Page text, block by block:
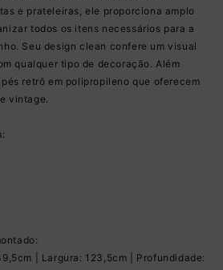
e prateleiras, ele proporciona amplo
todos os itens necessários para a
Seu design clean confere um visual
qualquer tipo de decoração. Além
retrô em polipropileno que oferecem
vintage.
| Largura: 123,5cm | Profundidade: